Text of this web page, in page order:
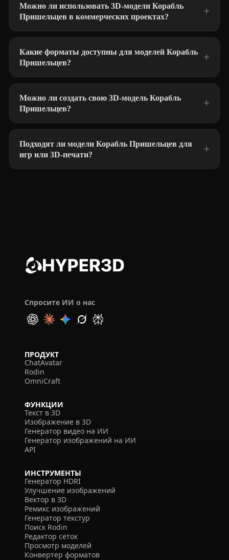
Можно ли использовать 3D-модели Корабль
Пришельцев в коммерческих проектах?
Какие форматы доступны для моделей Корабль
Пришельцев?
Можно ли создать свою 3D-модель Корабль
Пришельцев?
Подходят ли модели Корабль Пришельцев для
игр или 3D-печати?
Спросите ИИ о нас
ПРОДУКТ
ChatAvatar
Rodin
OmniCraft
ФУНКЦИИ
Текст в 3D
Изображение в 3D
Генератор видео на ИИ
Генератор изображений на ИИ
API
ИНСТРУМЕНТЫ
Генератор HDRI
Улучшение изображений
Вектор в 3D
Ремикс изображений
Генератор текстур
Поиск Rodin
Редактор сеток
Просмотр моделей
Конвертер форматов